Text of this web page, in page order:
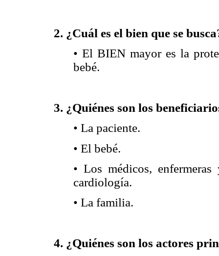
2. ¿Cuál es el bien que se
• El BIEN mayor es la
bebé.
3. ¿Quiénes son los
• La paciente.
• El bebé.
• Los médicos,
cardiología.
• La familia.
4. ¿Quiénes son los actores